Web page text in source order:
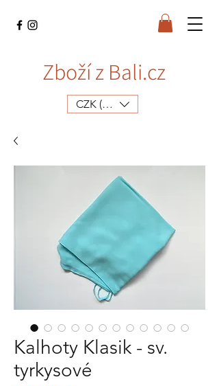
Zboží z Bali.cz
CZK (Kč)
Kalhoty Klasik - sv.
tyrkysové